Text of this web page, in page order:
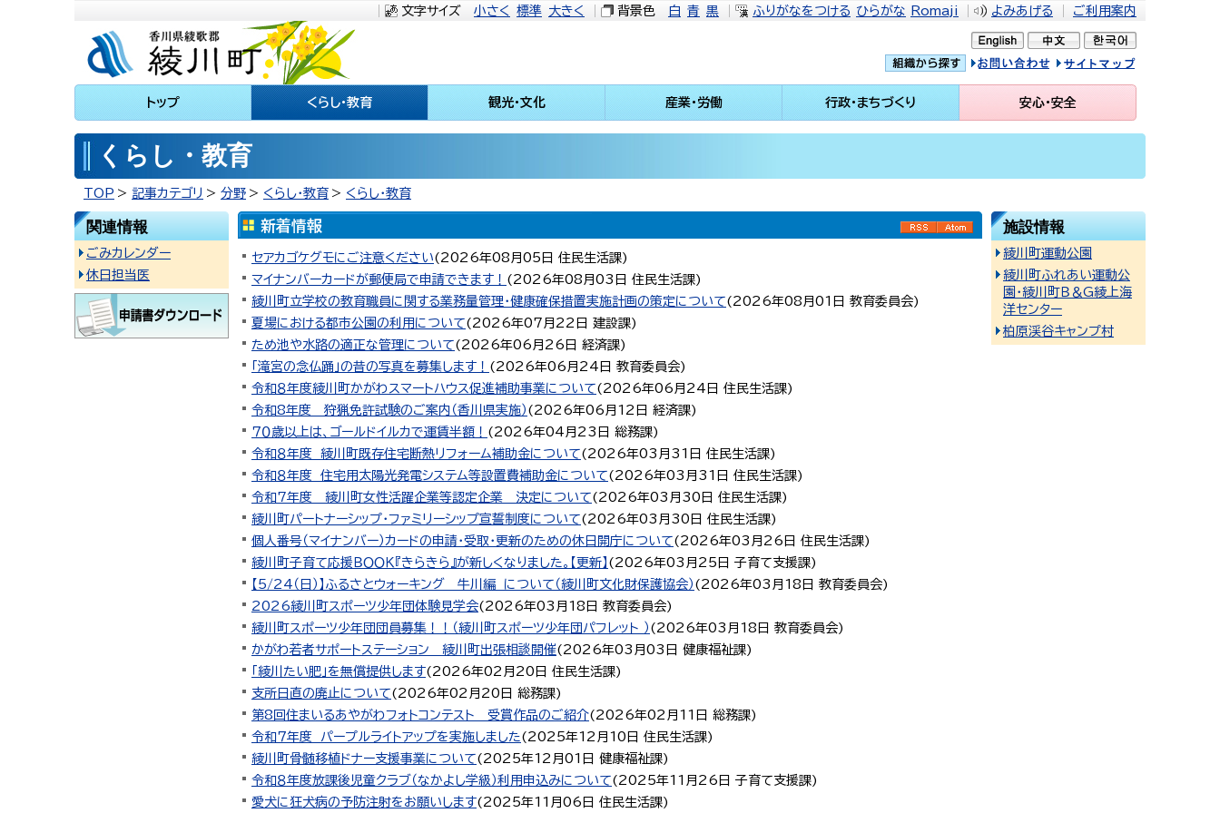
文字サイズ 小さく 標準 大きく 背景色 白 青 黒 ふりがなをつける ひらがな Romaji よみあげる ご利用案内
川町
問い合せ イトマップ
トップ くらし・教育 観光・文化 産業・労働 行政・まちづくり 安心・安全
くらし・教育
TOP 記事カテゴリ 分野 くらし・教育 くらし・教育
RSS Atom
セアカゴケグモにご注意ください( 2026年08月05日 住民生活課)
マイナンバーカードが郵便局で申請できます！ ( 2026年08月03日 住民生活課)
綾川町立学校の教育職員に関する業務量管理・健康確保措置実施計画の策定について( 2026年08月01日 教育委員会)
夏場における都市公園の利用について( 2026年07月22日 建設課)
ため池や水路の適正な管理について( 2026年06月26日 経済課)
「滝宮の念仏踊」の昔の写真を募集します！ ( 2026年06月24日 教育委員会)
令和８年度綾川町かがわスマートハウス促進補助事業について( 2026年06月24日 住民生活課)
令和8年度 狩猟免許試験のご案内（香川県実施） ( 2026年06月12日 経済課)
７０歳以上は、ゴールドイルカで運賃半額！ ( 2026年04月23日 総務課)
令和８年度 綾川町既存住宅断熱リフォーム補助金について( 2026年03月31日 住民生活課)
令和８年度 住宅用太陽光発電システム等設置費補助金について( 2026年03月31日 住民生活課)
令和7年度 綾川町女性活躍企業等認定企業 決定について( 2026年03月30日 住民生活課)
綾川町パートナーシップ・ファミリーシップ宣誓制度について( 2026年03月30日 住民生活課)
個人番号（マイナンバー）カードの申請・受取・更新のための休日開庁について( 2026年03月26日 住民生活課)
綾川町子育て応援ＢＯＯＫ『きらきら』が新しくなりました。【更新】 ( 2026年03月25日 子育て支援課)
【5/24（日）】ふるさとウォーキング 牛川編 について（綾川町文化財保護協会） ( 2026年03月18日 教育委員会)
2026綾川町スポーツ少年団体験見学会( 2026年03月18日 教育委員会)
綾川町スポーツ少年団団員募集！！（綾川町スポーツ少年団パフレット ） ( 2026年03月18日 教育委員会)
かがわ若者サポートステーション 綾川町出張相談開催( 2026年03月03日 健康福祉課)
「綾川たい肥」を無償提供します( 2026年02月20日 住民生活課)
支所日直の廃止について( 2026年02月20日 総務課)
第8回住まいるあやがわフォトコンテスト 受賞作品のご紹介( 2026年02月11日 総務課)
令和７年度 パープルライトアップを実施しました( 2025年12月10日 住民生活課)
綾川町骨髄移植ドナー支援事業について( 2025年12月01日 健康福祉課)
令和８年度放課後児童クラブ（なかよし学級）利用申込みについて( 2025年11月26日 子育て支援課)
愛犬に狂犬病の予防注射をお願いします( 2025年11月06日 住民生活課)
関連情報
ごみカレンダー
休日担当医
施設情報
綾川町運動公園
綾川町ふれあい運動公
園・綾川町Ｂ＆G綾上海
洋センター
柏原渓谷キャンプ村